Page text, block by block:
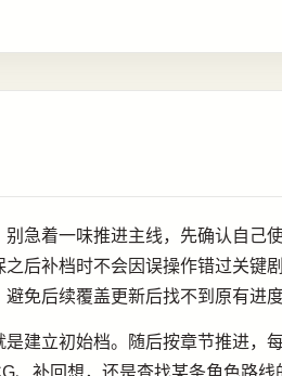
急着一味推进主线，先确认自己
后补档时不会因误操作错过关键
免后续覆盖更新后找不到原有进度
建立初始档。随后按章节推进，
、补回想，还是查找某条角色路